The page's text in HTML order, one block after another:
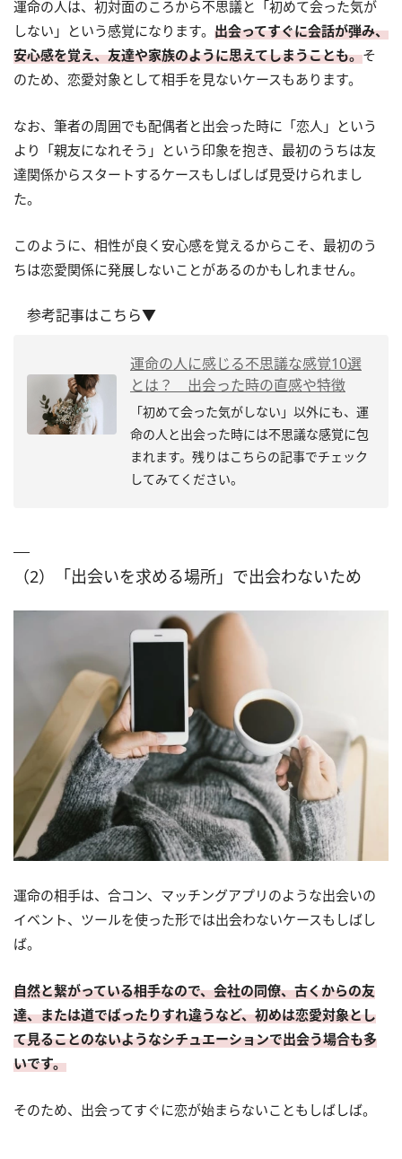
運命の人は、初対面のころから不思議と「初めて会った気が
しない」という感覚になります。 出会ってすぐに会話が弾み、
安心感を覚え、友達や家族のように思えてしまうことも。そ
のため、恋愛対象として相手を見ないケースもあります。
なお、筆者の周囲でも配偶者と出会った時に「恋人」という
より「親友になれそう」という印象を抱き、最初のうちは友
達関係からスタートするケースもしばしば見受けられまし
た。
このように、相性が良く安心感を覚えるからこそ、最初のう
ちは恋愛関係に発展しないことがあるのかもしれません。
参考記事はこちら▼
運命の人に感じる不思議な感覚10選
とは？ 出会った時の直感や特徴
「初めて会った気がしない」以外にも、運
命の人と出会った時には不思議な感覚に包
まれます。残りはこちらの記事でチェック
してみてください。
（2）「出会いを求める場所」で出会わないため
運命の相手は、合コン、マッチングアプリのような出会いの
イベント、ツールを使った形では出会わないケースもしばし
ば。
自然と繋がっている相手なので、会社の同僚、古くからの友
達、または道でばったりすれ違うなど、初めは恋愛対象とし
て見ることのないようなシチュエーションで出会う場合も多
いです。
そのため、出会ってすぐに恋が始まらないこともしばしば。